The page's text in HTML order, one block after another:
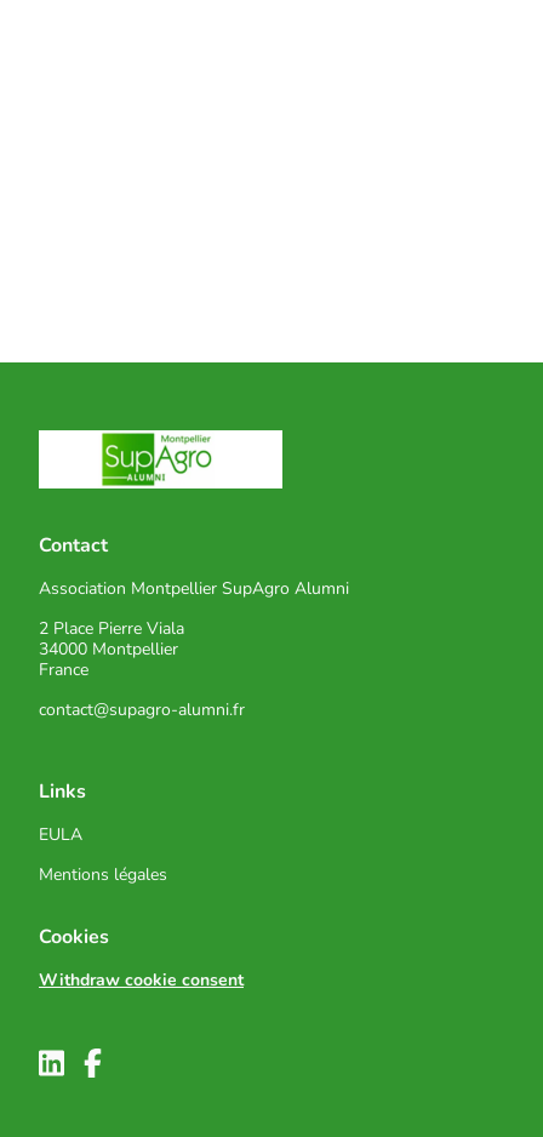
Contact
Association Montpellier SupAgro Alumni
2 Place Pierre Viala
34000 Montpellier
France
contact@supagro-alumni.fr
Links
EULA
Mentions légales
Cookies
Withdraw cookie consent